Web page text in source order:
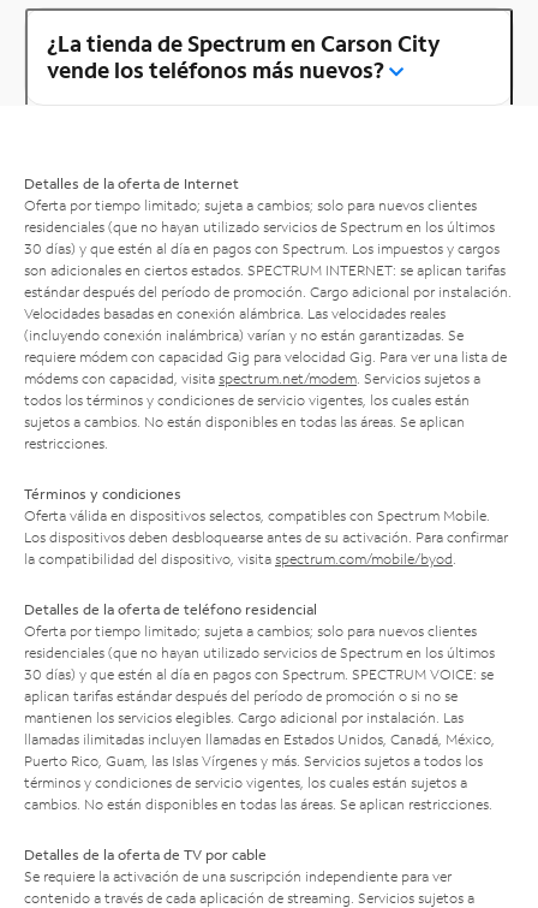
¿La tienda de Spectrum en Carson City
vende los teléfonos más nuevos?
Detalles de la oferta de Internet
Oferta por tiempo limitado; sujeta a cambios; solo para nuevos clientes
residenciales (que no hayan utilizado servicios de Spectrum en los últimos
30 días) y que estén al día en pagos con Spectrum. Los impuestos y cargos
son adicionales en ciertos estados. SPECTRUM INTERNET: se aplican tarifas
estándar después del período de promoción. Cargo adicional por instalación.
Velocidades basadas en conexión alámbrica. Las velocidades reales
(incluyendo conexión inalámbrica) varían y no están garantizadas. Se
requiere módem con capacidad Gig para velocidad Gig. Para ver una lista de
módems con capacidad, visita spectrum.net/modem . Servicios sujetos a
todos los términos y condiciones de servicio vigentes, los cuales están
sujetos a cambios. No están disponibles en todas las áreas. Se aplican
restricciones.
Términos y condiciones
Oferta válida en dispositivos selectos, compatibles con Spectrum Mobile.
Los dispositivos deben desbloquearse antes de su activación. Para confirmar
la compatibilidad del dispositivo, visita spectrum.com/mobile/byod
Detalles de la oferta de teléfono residencial
Oferta por tiempo limitado; sujeta a cambios; solo para nuevos clientes
residenciales (que no hayan utilizado servicios de Spectrum en los últimos
30 días) y que estén al día en pagos con Spectrum. SPECTRUM VOICE: se
aplican tarifas estándar después del período de promoción o si no se
mantienen los servicios elegibles. Cargo adicional por instalación. Las
llamadas ilimitadas incluyen llamadas en Estados Unidos, Canadá, México,
Puerto Rico, Guam, las Islas Vírgenes y más. Servicios sujetos a todos los
términos y condiciones de servicio vigentes, los cuales están sujetos a
cambios. No están disponibles en todas las áreas. Se aplican restricciones.
Detalles de la oferta de TV por cable
Se requiere la activación de una suscripción independiente para ver
contenido a través de cada aplicación de streaming. Servicios sujetos a